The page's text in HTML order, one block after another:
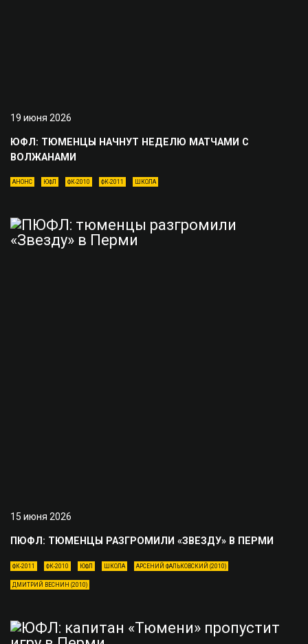
19 июня 2026
ЮФЛ: ТЮМЕНЦЫ НАЧНУТ НЕДЕЛЮ МАТЧАМИ С
ВОЛЖАНАМИ
АНОНС ЮФЛ ФК-2010 ФК-2011 ШКОЛА
15 июня 2026
ПЮФЛ: ТЮМЕНЦЫ РАЗГРОМИЛИ «ЗВЕЗДУ» В ПЕРМИ
ФК-2011 ФК-2010 ЮФЛ ШКОЛА АРСЕНИЙ ФАЛЬКОВСКИЙ (2010)
ДМИТРИЙ ВЕСНИН (2010)